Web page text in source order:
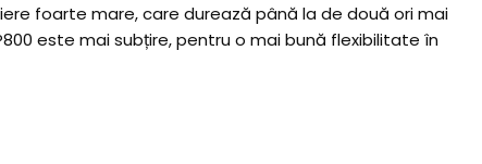
foarte mare, care durează până la de două ori mai
este mai subțire, pentru o mai bună flexibilitate în